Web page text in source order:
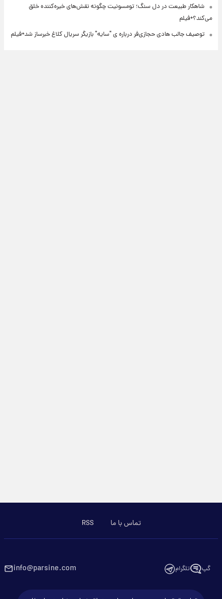
شاهکار طبیعت در دل سنگ؛ تومسونیت چگونه نقش‌های خیره‌کننده خلق
می‌کند؟+فیلم
توصیف جالب هادی حجازی‌فر درباره ی "سایه" بازیگر سریال کلاغ خبرساز شد+فیلم
تماس با ما RSS
گپ تلگرام info@parsine.com